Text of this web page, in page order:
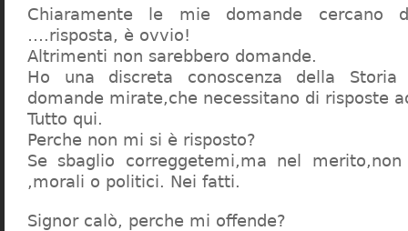
Chiaramente le mie domande cercano
….risposta, è ovvio!
Altrimenti non sarebbero domande.
Ho una discreta conoscenza della
domande mirate,che necessitano di risposte
Tutto qui.
Perche non mi si è risposto?
Se sbaglio correggetemi,ma nel
,morali o politici. Nei fatti.
Signor calò, perche mi offende?